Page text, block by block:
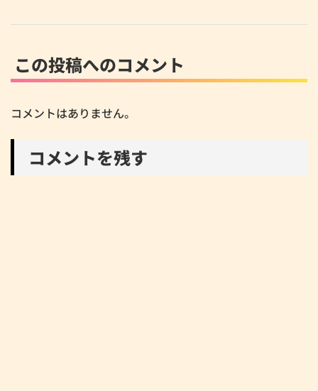
この投稿へのコメント
コメントはありません。
コメントを残す